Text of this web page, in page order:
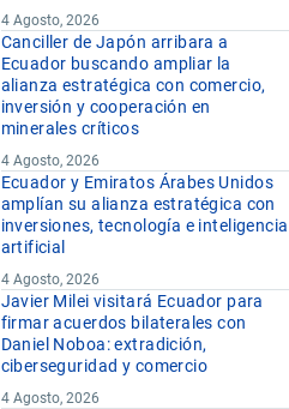
4 Agosto, 2026
Canciller de Japón arribara a
Ecuador buscando ampliar la
alianza estratégica con comercio,
inversión y cooperación en
minerales críticos
4 Agosto, 2026
Ecuador y Emiratos Árabes Unidos
amplían su alianza estratégica con
inversiones, tecnología e inteligencia
artificial
4 Agosto, 2026
Javier Milei visitará Ecuador para
firmar acuerdos bilaterales con
Daniel Noboa: extradición,
ciberseguridad y comercio
4 Agosto, 2026